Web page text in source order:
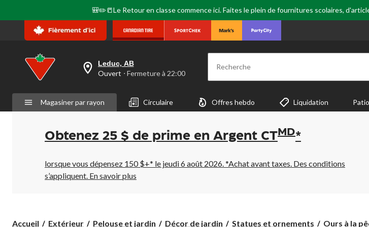
🎒✏️📒Le Retour en classe commence ici. Faites le plein de fournitures scolaires,
votre
est
Leduc,
AB,
Fermeture
à
22:00
cliquer
pour
Leduc, AB
Ouvert ⋅ Fermeture à 22:00 Recherche
Magasiner par rayon Circulaire Offres hebdo Liquidation
Obtenez 25 $ de prime en Argent CT MD*
lorsque vous dépensez 150 $+* le jeudi 6 août 2026. *Achat avant taxes. Des conditions
s’appliquent. En savoir plus
Accueil Extérieur Pelouse et jardin Décor de jardin Statues et ornements
Ours
Ours à la